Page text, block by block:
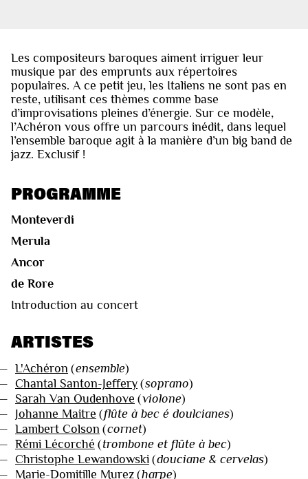
Les compositeurs baroques aiment irriguer leur
musique par des emprunts aux répertoires
populaires. A ce petit jeu, les Italiens ne sont pas en
reste, utilisant ces thèmes comme base
d’improvisations pleines d’énergie. Sur ce modèle,
l’Achéron vous offre un parcours inédit, dans lequel
l’ensemble baroque agit à la manière d’un big band de
jazz. Exclusif !
PROGRAMME
Monteverdi
Merula
Ancor
de Rore
Introduction au concert
ARTISTES
L'Achéron (ensemble)
Chantal Santon-Jeffery (soprano)
Sarah Van Oudenhove (violone)
Johanne Maitre (flûte à bec é doulcianes)
Lambert Colson (cornet)
Rémi Lécorché (trombone et flûte à bec)
Christophe Lewandowski (douciane & cervelas)
Marie-Domitille Murez (harpe)